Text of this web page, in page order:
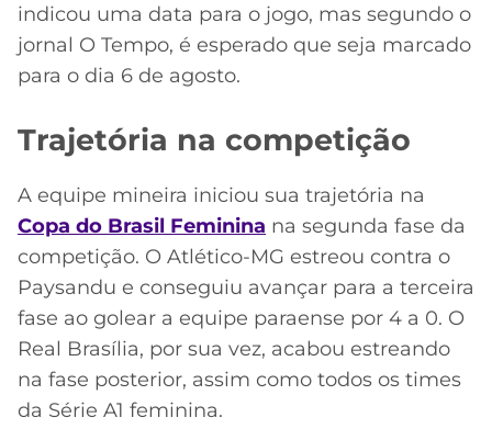
indicou uma data para o jogo, mas segundo o
jornal O Tempo, é esperado que seja marcado
para o dia 6 de agosto.
Trajetória na competição
A equipe mineira iniciou sua trajetória na
Copa do Brasil Feminina na segunda fase da
competição. O Atlético-MG estreou contra o
Paysandu e conseguiu avançar para a terceira
fase ao golear a equipe paraense por 4 a 0. O
Real Brasília, por sua vez, acabou estreando
na fase posterior, assim como todos os times
da Série A1 feminina.